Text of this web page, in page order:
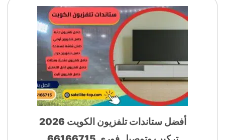
أفضل ستاندات تلفزيون الكويت 2026